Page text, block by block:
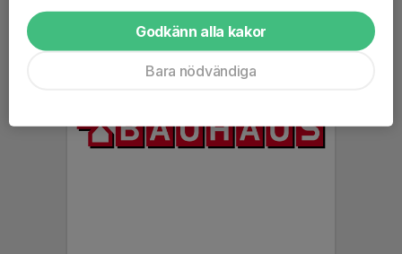
Godkänn alla kakor
Bara nödvändiga